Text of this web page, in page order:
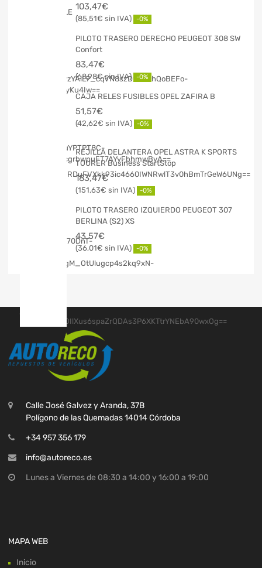
103,47€
85,51€ -0%
PILOTO TRASERO DERECHO PEUGEOT 308 SW
Confort
83,47€
68,98€ -0%
CAJA RELES FUSIBLES OPEL ZAFIRA B
51,57€
42,62€ -0%
REJILLA DELANTERA OPEL ASTRA K SPORTS
TOURER Business StartStop
183,47€
151,63€ -0%
PILOTO TRASERO IZQUIERDO PEUGEOT 307
BERLINA (S2) XS
43,57€
36,01€ -0%
Calle José Galvez y Aranda, 37B
Polígono de las Quemadas 14014 Córdoba
+34 957 356 179
info@autoreco.es
Lunes a Viernes de 08:30 a 14:00 y 16:00 a 19:00
MAPA WEB
Inicio